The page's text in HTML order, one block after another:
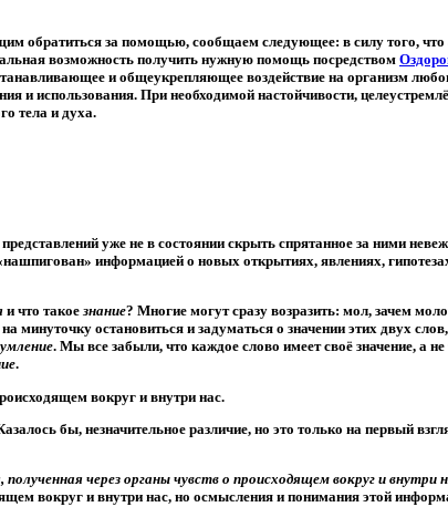
обратиться за помощью, сообщаем следующее: в силу того, что
возможность получить нужную помощь посредством
и общеукрепляющее воздействие на организм
и использования. При необходимой настойчивости,
тела и духа.
уже не в состоянии скрыть спрятанное за ними
информацией о новых открытиях, явлениях,
и что такоезнание? Многие могут сразу возразить: мол, зачем
минуточку остановиться и задуматься о значении этих двух
. Мы все забыли, что каждое слово имеет своё значение, а
.
вокруг и внутри нас.
бы, незначительное различие, но это только на первый
через органы чувств о происходящем вокруг и внутри
вокруг и внутри нас, но осмысления и понимания этой